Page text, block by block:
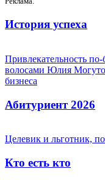
История успеха
Привлекательность по-
волосами Юлия
бизнеса
Абитуриент 2026
Целевик и льготник,
Кто есть кто